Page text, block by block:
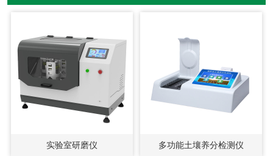
实验室研磨仪 多功能土壤养分检测仪